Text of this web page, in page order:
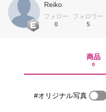
Reiko
フォロー
0
フォロワー
5
商品
0
#オリジナル写真